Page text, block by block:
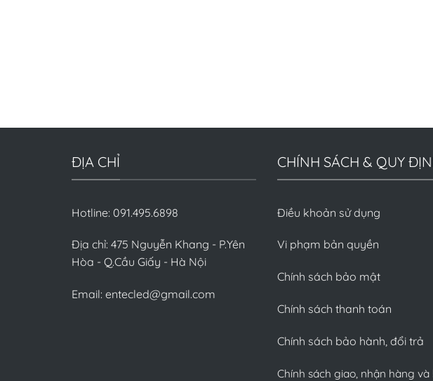
ĐỊA CHỈ
Hotline: 091.495.6898
Địa chỉ: 475 Nguyễn Khang - P.Yên
Hòa - Q.Cầu Giấy - Hà Nội
Email: entecled@gmail.com
CHÍNH SÁCH & QUY
Điều khoản sử dụng
Vi phạm bản quyền
Chính sách bảo mật
Chính sách thanh toán
Chính sách bảo hành, đổi trả
Chính sách giao, nhận hàng và